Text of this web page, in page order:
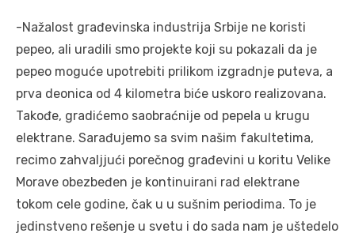
-Nažalost građevinska industrija Srbije ne koristi
pepeo, ali uradili smo projekte koji su pokazali da je
pepeo moguće upotrebiti prilikom izgradnje puteva, a
prva deonica od 4 kilometra biće uskoro realizovana.
Takođe, gradićemo saobraćnije od pepela u krugu
elektrane. Sarađujemo sa svim našim fakultetima,
recimo zahvaljjući porečnog građevini u koritu Velike
Morave obezbeđen je kontinuirani rad elektrane
tokom cele godine, čak u u sušnim periodima. To je
jedinstveno rešenje u svetu i do sada nam je uštedelo